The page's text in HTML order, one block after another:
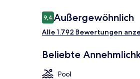
Bewertungen
9,49,4 von 10.
Außergewöhnlich
Alle 1.792 Bewertungen
Beliebte
Pool